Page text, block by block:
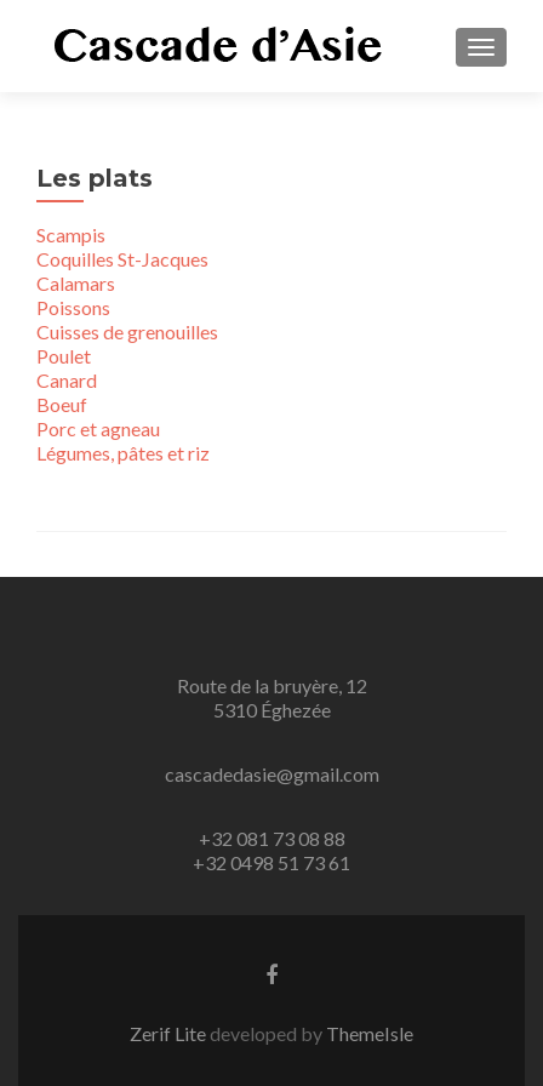
Les plats
Scampis
Coquilles St-Jacques
Calamars
Poissons
Cuisses de grenouilles
Poulet
Canard
Boeuf
Porc et agneau
Légumes, pâtes et riz
Route de la bruyère, 12
5310 Éghezée
cascadedasie@gmail.com
+32 081 73 08 88
+32 0498 51 73 61
Facebook
Zerif Lite developed by ThemeIsle